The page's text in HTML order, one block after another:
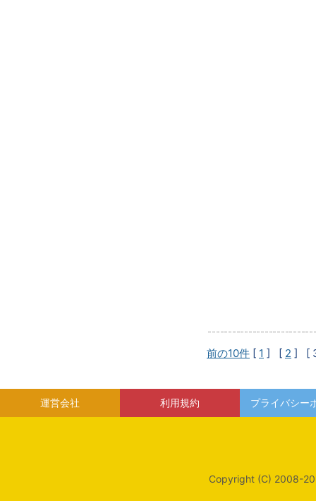
前の10件 [ 1 ] [ 2 ] [
運営会社 利用規約 プライバシー
Copyright (C) 2008-